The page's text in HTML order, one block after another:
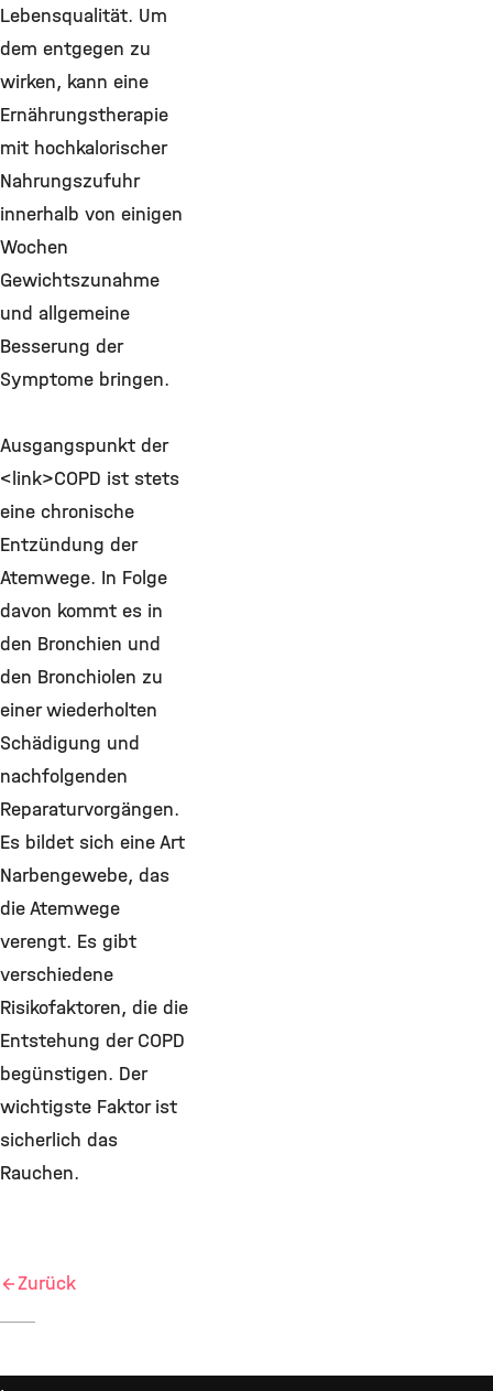
Lebensqualität. Um
dem entgegen zu
wirken, kann eine
Ernährungstherapie
mit hochkalorischer
Nahrungszufuhr
innerhalb von einigen
Wochen
Gewichtszunahme
und allgemeine
Besserung der
Symptome bringen.
Ausgangspunkt der
<link>COPD ist stets
eine chronische
Entzündung der
Atemwege. In Folge
davon kommt es in
den Bronchien und
den Bronchiolen zu
einer wiederholten
Schädigung und
nachfolgenden
Reparaturvorgängen.
Es bildet sich eine Art
Narbengewebe, das
die Atemwege
verengt. Es gibt
verschiedene
Risikofaktoren, die die
Entstehung der COPD
begünstigen. Der
wichtigste Faktor ist
sicherlich das
Rauchen.
Zurück